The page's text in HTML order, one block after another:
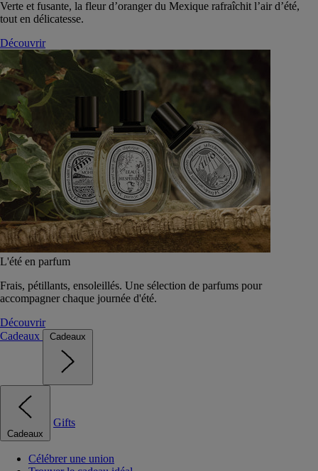
Verte et fusante, la fleur d’oranger du Mexique rafraîchit l’air d’été,
tout en délicatesse.
Découvrir
L'été en parfum
Frais, pétillants, ensoleillés. Une sélection de parfums pour
accompagner chaque journée d'été.
Découvrir
Cadeaux
Cadeaux
Cadeaux
Gifts
Célébrer une union